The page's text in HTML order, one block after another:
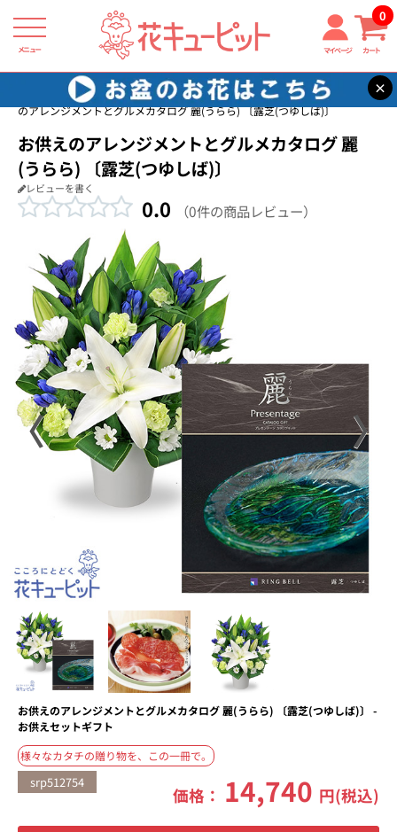
メニュー マイページ カート
0
×
花キューピット お供えセットギフト
【お供えセットギフト】お供え
のアレンジメントとグルメカタログ 麗(うらら) 〔露芝(つゆしば)〕
お供えのアレンジメントとグルメカタログ 麗
(うらら) 〔露芝(つゆしば)〕
レビューを書く
0.0 （0件の商品レビュー）
〈 〉
お供えのアレンジメントとグルメカタログ 麗(うらら) 〔露芝(つゆしば)〕 -
お供えセットギフト
様々なカタチの贈り物を、この一冊で。
srp512754
価格： 14,740 円(税込)